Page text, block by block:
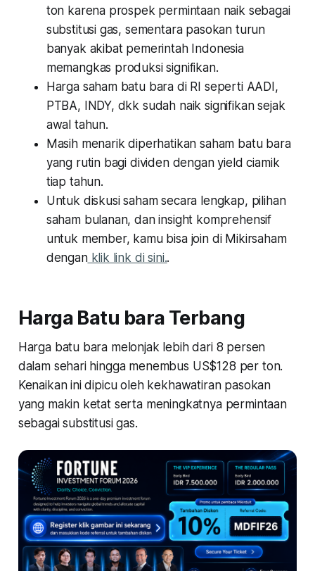
ton karena prospek permintaan naik sebagai
substitusi gas, sementara pasokan turun
banyak akibat pemerintah Indonesia
memangkas produksi signifikan.
Harga saham batu bara di RI seperti AADI,
PTBA, INDY, dkk sudah naik signifikan sejak
awal tahun.
Masih menarik diperhatikan saham batu bara
yang rutin bagi dividen dengan yield ciamik
tiap tahun.
Untuk diskusi saham secara lengkap, pilihan
saham bulanan, dan insight komprehensif
untuk member, kamu bisa join di Mikirsaham
denganklik link di sini..
Harga Batu bara Terbang
Harga batu bara melonjak lebih dari 8 persen
dalam sehari hingga menembus US$128 per ton.
Kenaikan ini dipicu oleh kekhawatiran pasokan
yang makin ketat serta meningkatnya permintaan
sebagai substitusi gas.